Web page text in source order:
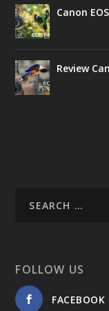
Canon
Review
FOLLOW US
FACEBOOK